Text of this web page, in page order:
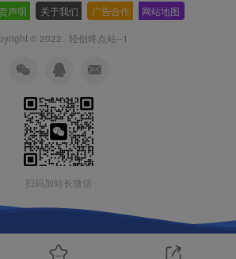
声明 关于我们 广告合作 网站地图
© 2022 · 轻创终点站--1
扫码加站长微信